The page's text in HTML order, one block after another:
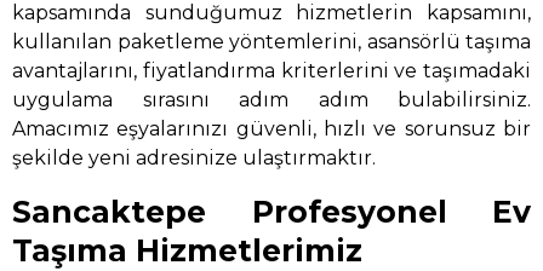
kapsamında sunduğumuz hizmetlerin kapsamını,
kullanılan paketleme yöntemlerini, asansörlü taşıma
avantajlarını, fiyatlandırma kriterlerini ve taşımadaki
uygulama sırasını adım adım bulabilirsiniz.
Amacımız eşyalarınızı güvenli, hızlı ve sorunsuz bir
şekilde yeni adresinize ulaştırmaktır.
Sancaktepe Profesyonel Ev
Taşıma Hizmetlerimiz